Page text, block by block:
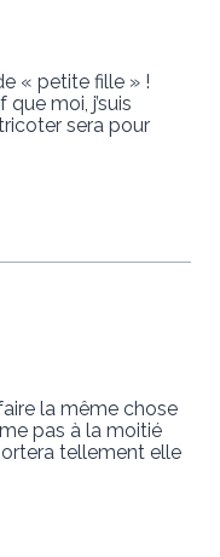
« petite fille » !
moi, j’suis
sera pour
la même chose
pas à la moitié
tellement elle